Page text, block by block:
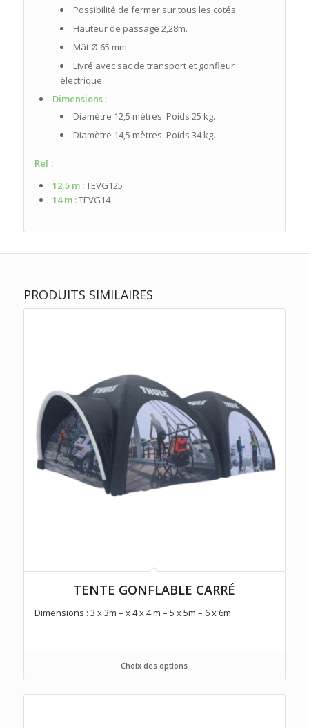
Possibilité de fermer sur tous les cotés.
Hauteur de passage 2,28m.
Mât Ø 65 mm.
Livré avec sac de transport et gonfleur
électrique.
Dimensions :
Diamètre 12,5 mètres. Poids 25 kg.
Diamètre 14,5 mètres. Poids 34 kg.
Ref :
12,5 m :TEVG125
14 m :TEVG14
PRODUITS SIMILAIRES
TENTE GONFLABLE CARRÉ
Dimensions : 3 x 3m – x 4 x 4 m – 5 x 5m – 6 x 6m
Choix des options